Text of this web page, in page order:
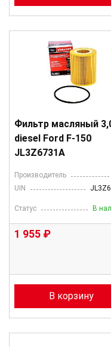
Фильтр масляный
diesel Ford F-150
JL3Z6731A
Производитель
UIN
Статус В
1 955 ₽
В корзину